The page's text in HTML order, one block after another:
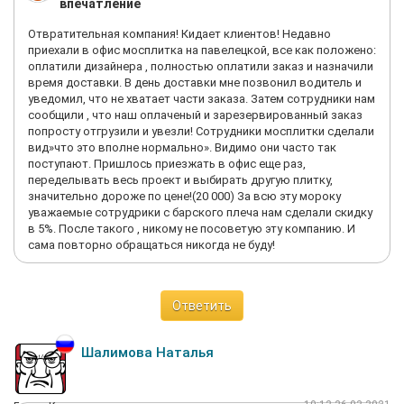
Как можно подбирать плитку по артикулу, если самое важное
укладки плитки это все видно, но более того, найти тон,
купленный несколькими неделями ранее, оказалось
нереальным. Обзвонили порядка 15 магазинов поставщиков
creto, дозвонились самому производителю, на что было
сообщено, что тона, который у нас уже не будет!
Производитель? Вы как производите то плитку? Ваши
дилеры не могут нормально рассчитать сначала, а потом вы
еще и цвет меняете, но продаёте как ту же самую плитку?!
Почему менеджеры не оповещают, что данный тон на исходе,
почему продается плитка, которая заканчивается, а если в
процессе ремонта ее могут случайно разбить, как потом
докупать? Как решение просто снимать всю уже
установленную плитку и делать все по новой, но кто
возместит такие расходы?!
впечатление
Отвратительная компания! Кидает клиентов! Недавно
приехали в офис мосплитка на павелецкой, все как положено:
оплатили дизайнера , полностью оплатили заказ и назначили
время доставки. В день доставки мне позвонил водитель и
уведомил, что не хватает части заказа. Затем сотрудники нам
сообщили , что наш оплаченый и зарезервированный заказ
попросту отгрузили и увезли! Сотрудники мосплитки сделали
вид»что это вполне нормально». Видимо они часто так
поступают. Пришлось приезжать в офис еще раз,
переделывать весь проект и выбирать другую плитку,
значительно дороже по цене!(20 000) За всю эту мороку
уважаемые сотрудрики с барского плеча нам сделали скидку
в 5%. После такого , никому не посоветую эту компанию. И
сама повторно обращаться никогда не буду!
Ответить
Шалимова Наталья